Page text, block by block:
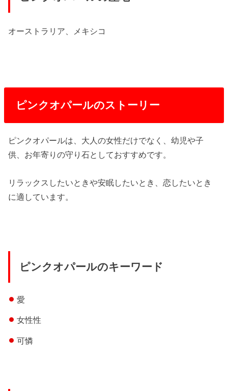
オーストラリア、メキシコ
ピンクオパールのストーリー
ピンクオパールは、大人の女性だけでなく、幼児や子
供、お年寄りの守り石としておすすめです。
リラックスしたいときや安眠したいとき、恋したいとき
に適しています。
ピンクオパールのキーワード
愛
女性性
可憐